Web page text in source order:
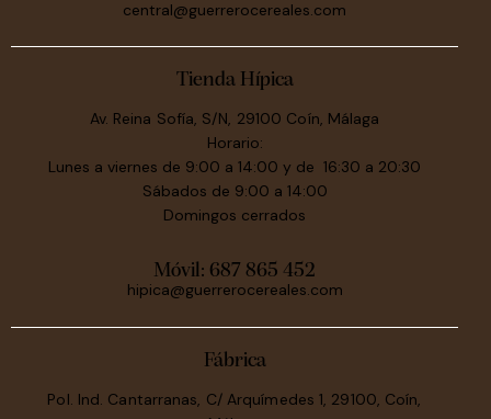
central@guerrerocereales.com
Tienda Hípica
Av. Reina Sofía, S/N, 29100 Coín, Málaga
Horario:
Lunes a viernes de 9:00 a 14:00 y de 16:30 a 20:30
Sábados de 9:00 a 14:00
Domingos cerrados
Móvil: 687 865 452
hipica@guerrerocereales.com
Fábrica
Pol. Ind. Cantarranas, C/ Arquímedes 1, 29100, Coín,